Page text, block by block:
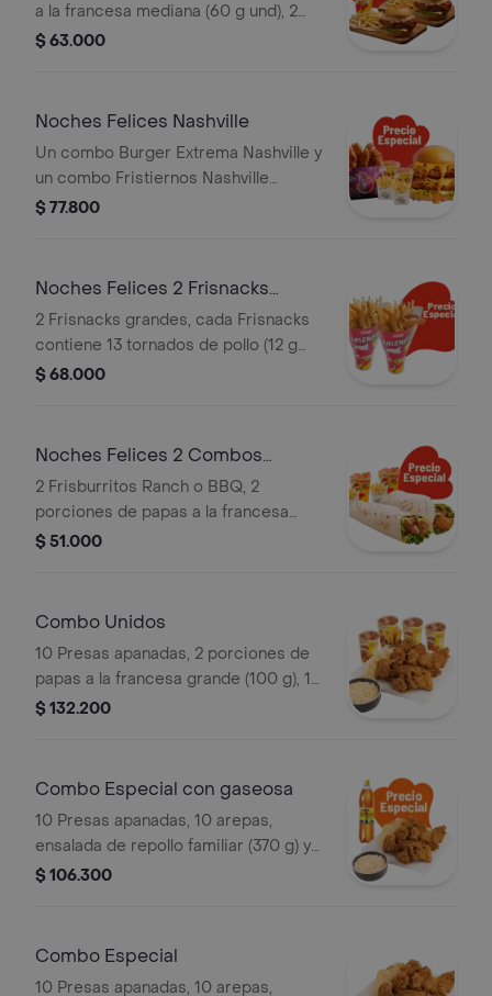
a la francesa mediana (60 g und), 2
gaseosas (325 ml und). Escoge entre
$ 63.000
Noches Felices Nashville
Un combo Burger Extrema Nashville y
un combo Fristiernos Nashville
(imagen de producto corresponde a
$ 77.800
Noches Felices 2 Frisnacks
grandes en ca
2 Frisnacks grandes, cada Frisnacks
contiene 13 tornados de pollo (12 g
und), papas a la francesa grande (100
$ 68.000
Noches Felices 2 Combos
Frisburritos
2 Frisburritos Ranch o BBQ, 2
porciones de papas a la francesa
mediana (60 g und) y 2 gaseosas (325
$ 51.000
Combo Unidos
10 Presas apanadas, 2 porciones de
papas a la francesa grande (100 g), 1
porción de yuca stick (10 und),
$ 132.200
Combo Especial con gaseosa
10 Presas apanadas, 10 arepas,
ensalada de repollo familiar (370 g) y
gaseosa (1.5 litros)
$ 106.300
Combo Especial
10 Presas apanadas, 10 arepas,